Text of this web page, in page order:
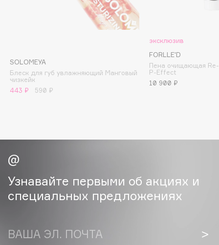
Carmex
Carolina Herrera
Catrice
Clarette
Clarins
Clarins Precious
Clinique
Clive Christian
Consly
SOLOMEYA
Блеск для губ увлажняющий Манговый
чизкейк
443 ₽
590 ₽
эксклюзив
FORLLE'D
Пена очищающая
P-Effect
10 900 ₽
Узнавайте первыми об акциях и
специальных предложениях
ВАША ЭЛ. ПОЧТА